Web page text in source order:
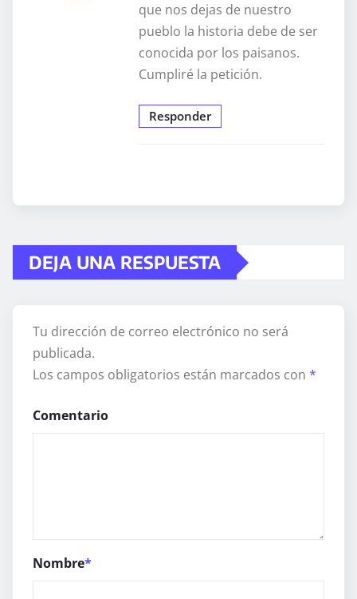
que nos dejas de nuestro
pueblo la historia debe de ser
conocida por los paisanos.
Cumpliré la petición.
Responder
DEJA UNA RESPUESTA
Tu dirección de correo electrónico no será
publicada.
Los campos obligatorios están marcados con *
Comentario
Nombre*